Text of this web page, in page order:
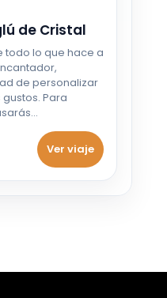
2026
2026
2026
de Cristal
todo lo que hace a
de personalizar
Para
Ver viaje